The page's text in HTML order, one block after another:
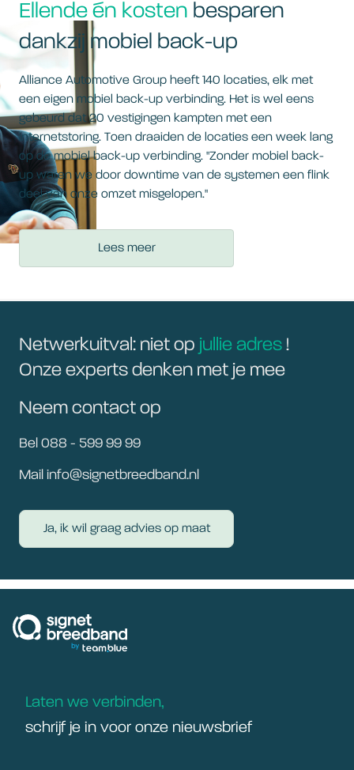
Ellende én kosten besparen
dankzij mobiel back-up
Alliance Automotive Group heeft 140 locaties, elk met
een eigen mobiel back-up verbinding. Het is wel eens
gebeurd dat 20 vestigingen kampten met een
internetstoring. Toen draaiden de locaties een week lang
op de mobiel back-up verbinding. "Zonder mobiel back-
up waren we door downtime van de systemen een flink
deel van onze omzet misgelopen."
Lees meer
Netwerkuitval: niet op jullie adres !
Onze experts denken met je mee
Neem contact op
Bel 088 - 599 99 99
Mail info@signetbreedband.nl
Ja, ik wil graag advies op maat
Laten we verbinden,
schrijf je in voor onze nieuwsbrief